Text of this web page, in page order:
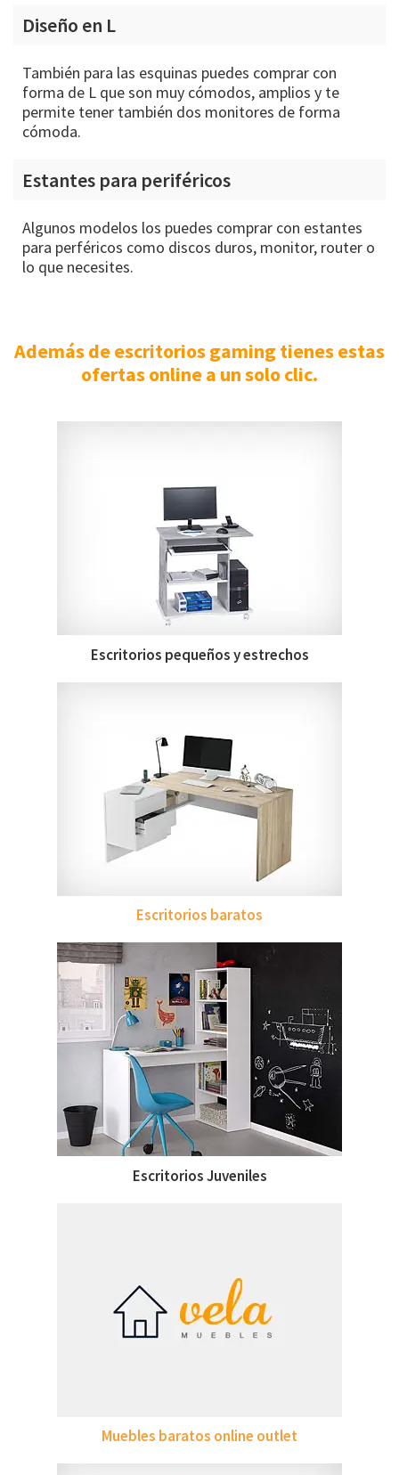
Diseño en L
También para las esquinas puedes comprar con
forma de L que son muy cómodos, amplios y te
permite tener también dos monitores de forma
cómoda.
Estantes para periféricos
Algunos modelos los puedes comprar con estantes
para perféricos como discos duros, monitor, router o
lo que necesites.
Además de escritorios gaming tienes estas
ofertas online a un solo clic.
Escritorios pequeños y estrechos
Escritorios baratos
Escritorios Juveniles
Muebles baratos online outlet